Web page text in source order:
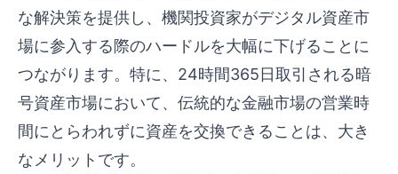
な解決策を提供し、機関投資家がデジタル資産市
場に参入する際のハードルを大幅に下げることに
つながります。特に、24時間365日取引される暗
号資産市場において、伝統的な金融市場の営業時
間にとらわれずに資産を交換できることは、大き
なメリットです。